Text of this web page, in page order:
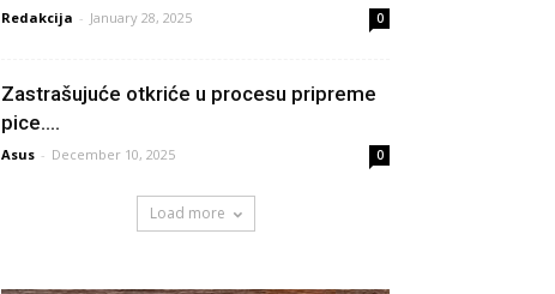
Redakcija - January 28, 2025 0
Zastrašujuće otkriće u procesu pripreme
pice….
Asus - December 10, 2025 0
Load more